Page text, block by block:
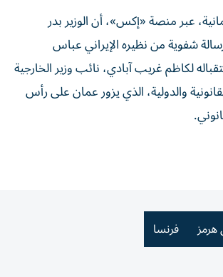
عبر منصة «إكس»، أن الوزير بدر
شفوية من نظيره الإيراني عباس
لكاظم غريب آبادي، نائب وزير الخارجية
والدولية، الذي يزور عمان على رأس
فرنسا